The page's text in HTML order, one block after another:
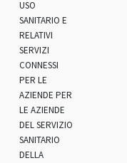
USO
SANITARIO E
RELATIVI
SERVIZI
CONNESSI
PER LE
AZIENDE PER
LE AZIENDE
DEL SERVIZIO
SANITARIO
DELLA